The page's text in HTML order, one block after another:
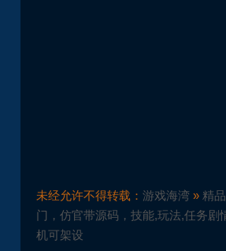
未经允许不得转载：游戏海湾 » 精
门，仿官带源码，技能,玩法,任务剧
机可架设